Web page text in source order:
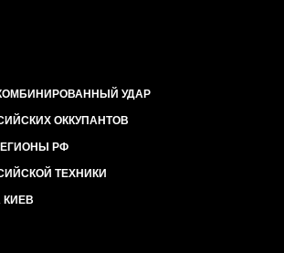
УДАР
ОККУПАНТОВ
РФ
ТЕХНИКИ
КИЕВ